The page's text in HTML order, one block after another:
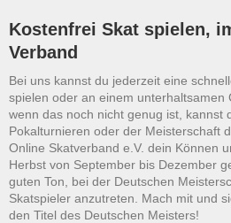
Kostenfrei Skat spielen,
Verband
Bei uns kannst du jederzeit eine
spielen oder an einem unterhaltsamen
wenn das noch nicht genug ist, kannst
Pokalturnieren oder der Meisterschaft
Online Skatverband e.V. dein Können
Herbst von September bis Dezember
guten Ton, bei der Deutschen
Skatspieler anzutreten. Mach mit und
den Titel des Deutschen Meisters!